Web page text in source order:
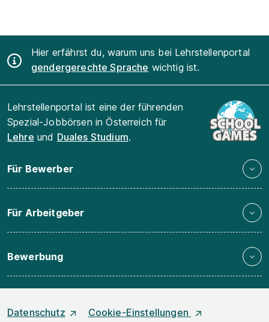
Hier erfährst du, warum uns bei Lehrstellenportal
gendergerechte Sprache wichtig ist.
Lehrstellenportal ist eine der führenden
Spezial-Jobbörsen in Österreich für
Lehre und Duales Studium.
Für Bewerber
Für Arbeitgeber
Bewerbung
Datenschutz Cookie-Einstellungen